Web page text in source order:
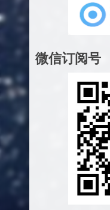
微信订阅号